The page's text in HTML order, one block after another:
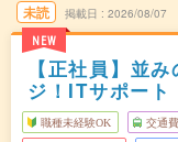
未読
NEW
掲載日 2026/08/07
【正社員】並
ジ！ITサポート
職種未経験OK 交通